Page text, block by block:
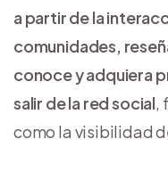
a partir de la
comunidades,
conoce y adquiera
salir de la red social,
como la visibilidad